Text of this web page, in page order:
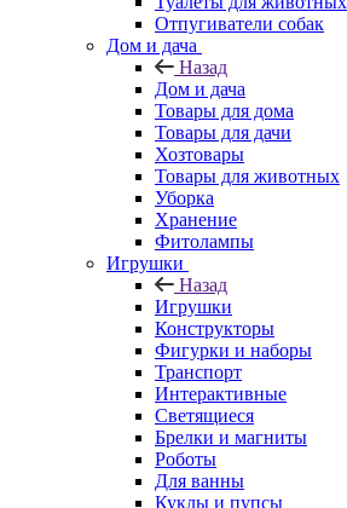
Отпугиватели собак
Дом и дача
Назад
Дом и дача
Товары для дома
Товары для дачи
Хозтовары
Товары для животных
Уборка
Хранение
Фитолампы
Игрушки
Назад
Игрушки
Конструкторы
Фигурки и наборы
Транспорт
Интерактивные
Светящиеся
Брелки и магниты
Роботы
Для ванны
Куклы и пупсы